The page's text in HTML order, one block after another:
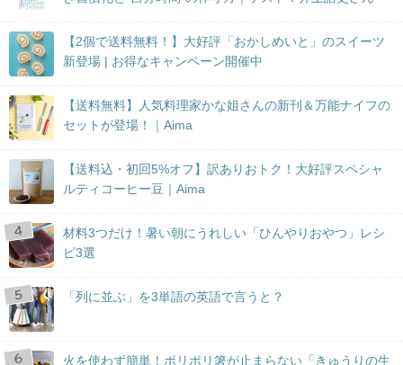
【2個で送料無料！】大好評「おかしめいと」のスイーツ
新登場 | お得なキャンペーン開催中
【送料無料】人気料理家かな姐さんの新刊＆万能ナイフの
セットが登場！｜Aima
【送料込・初回5%オフ】訳ありおトク！大好評スペシャ
ルティコーヒー豆｜Aima
材料3つだけ！暑い朝にうれしい「ひんやりおやつ」レシ
ピ3選
「列に並ぶ」を3単語の英語で言うと？
火を使わず簡単！ポリポリ箸が止まらない「きゅうりの生